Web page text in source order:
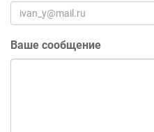
Ваше сообщение